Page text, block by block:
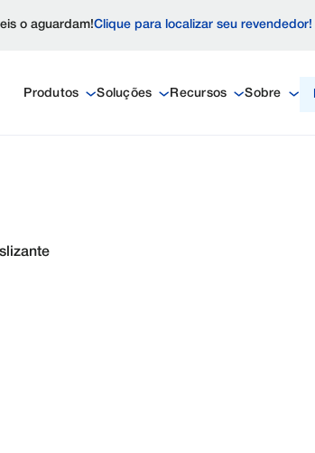
o aguardam!Clique para localizar seu revendedor!
Produtos Soluções Recursos Sobre